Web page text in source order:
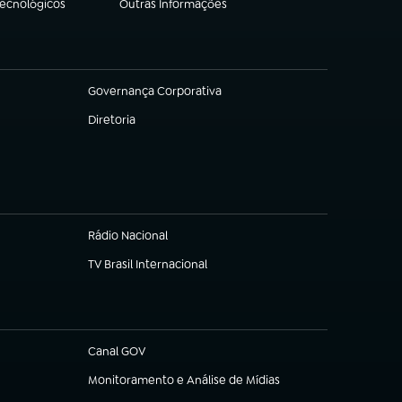
Outras Informações
(abre em nova aba)
Governança Corporativa
(abre em nova aba)
Diretoria
(abre em nova aba)
Rádio Nacional
TV Brasil Internacional
(abre em nova aba)
Canal GOV
(abre em nova aba)
Monitoramento e Análise de Mídias
(abre em nova aba)